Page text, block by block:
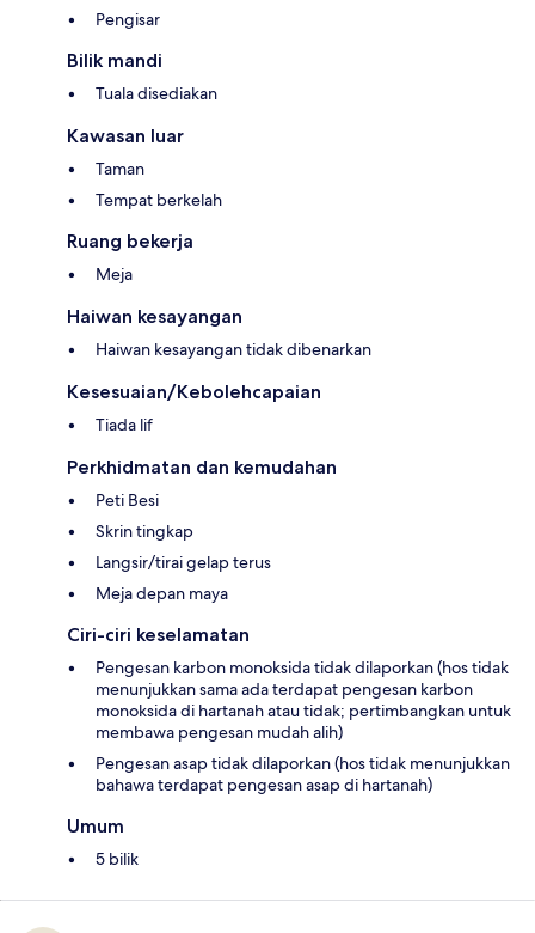
Pengisar
Bilik mandi
Tuala disediakan
Kawasan luar
Taman
Tempat berkelah
Ruang bekerja
Meja
Haiwan kesayangan
Haiwan kesayangan tidak dibenarkan
Kesesuaian/Kebolehcapaian
Tiada lif
Perkhidmatan dan kemudahan
Peti Besi
Skrin tingkap
Langsir/tirai gelap terus
Meja depan maya
Ciri-ciri keselamatan
Pengesan karbon monoksida tidak dilaporkan (hos tidak
menunjukkan sama ada terdapat pengesan karbon
monoksida di hartanah atau tidak; pertimbangkan untuk
membawa pengesan mudah alih)
Pengesan asap tidak dilaporkan (hos tidak menunjukkan
bahawa terdapat pengesan asap di hartanah)
Umum
5 bilik